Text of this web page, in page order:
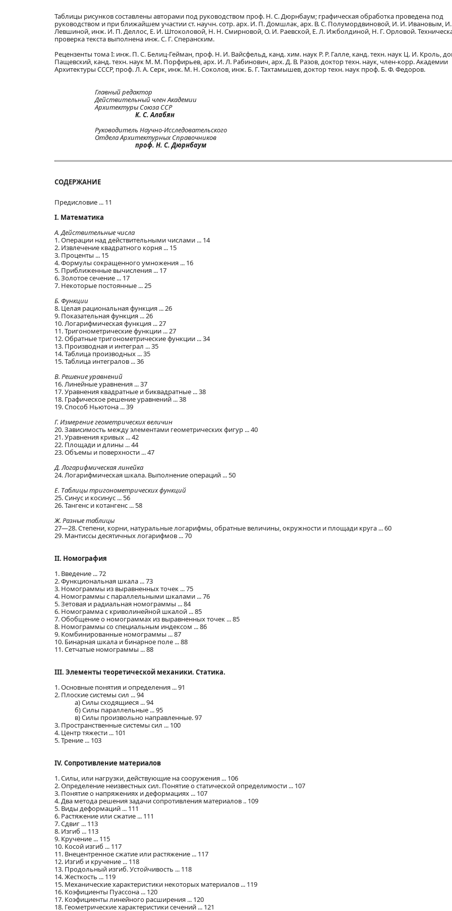
Таблицы рисунков составлены авторами под руководством проф. Н. С. Дюрнбаум; графическая обработка проведена под
руководством и при ближайшем участии ст. научн. сотр. арх. И. П. Домшлак, арх. В. С. Полумордвиновой, И. И. Ивановым,
Левшиной, инж. И. П. Деллос, Е. И. Штоколовой, Н. Н. Смирновой, О. И. Раевской, Е. Л. Ижболдиной, Н. Г. Орловой.
проверка текста выполнена инж. С. Г. Сперанским.
Рецензенты тома I: инж. П. С. Белиц-Гейман, проф. Н. И. Вайсфельд, канд. хим. наук Р. Р. Галле, канд. техн. наук Ц. И. Кроль,
Пащевский, канд. техн. наук М. М. Порфирьев, арх. И. Л. Рабинович, арх. Д. В. Разов, доктор техн. наук, член-корр. Академии
Архитектуры СССР, проф. Л. А. Серк, инж. М. Н. Соколов, инж. Б. Г. Тахтамышев, доктор техн. наук проф. Б. Ф. Федоров.
Главный редактор
Действительный член Академии
Архитектуры Союза ССР
К. С. Алабян
Руководитель Научно-Исследовательского
Отдела Архитектурных Справочников
проф. Н. С. Дюрнбаум
СОДЕРЖАНИЕ
Предисловие ... 11
I. Математика
A. Действительные числа
1. Операции над действительными числами ... 14
2. Извлечение квадратного корня ... 15
3. Проценты ... 15
4. Формулы сокращенного умножения ... 16
5. Приближенные вычисления ... 17
6. Золотое сечение ... 17
7. Некоторые постоянные ... 25
Б. Функции
8. Целая рациональная функция ... 26
9. Показательная функция ... 26
10. Логарифмическая функция ... 27
11. Тригонометрические функции ... 27
12. Обратные тригонометрические функции ... 34
13. Производная и интеграл ... 35
14. Таблица производных ... 35
15. Таблица интегралов ... 36
B. Решение уравнений
16. Линейные уравнения ... 37
17. Уравнения квадратные и биквадратные ... 38
18. Графическое решение уравнений ... 38
19. Способ Ньютона ... 39
Г. Измерение геометрических величин
20. Зависимость между элементами геометрических фигур ... 40
21. Уравнения кривых ... 42
22. Площади и длины ... 44
23. Объемы и поверхности ... 47
Д. Логарифмическая линейка
24. Логарифмическая шкала. Выполнение операций ... 50
Е. Таблицы тригонометрических функций
25. Синус и косинус ... 56
26. Тангенс и котангенс ... 58
Ж. Разные таблицы
27—28. Степени, корни, натуральные логарифмы, обратные величины, окружности и площади круга ... 60
29. Мантиссы десятичных логарифмов ... 70
II. Номография
1. Введение ... 72
2. Функциональная шкала ... 73
3. Номограммы из выравненных точек ... 75
4. Номограммы с параллельными шкалами ... 76
5. Зетовая и радиальная номограммы ... 84
6. Номограмма с криволинейной шкалой ... 85
7. Обобщение о номограммах из выравненных точек ... 85
8. Номограммы со специальным индексом ... 86
9. Комбинированные номограммы ... 87
10. Бинарная шкала и бинарное поле ... 88
11. Сетчатые номограммы ... 88
III. Элементы теоретической механики. Статика.
1. Основные понятия и определения ... 91
2. Плоские системы сил ... 94
а) Силы сходящиеся ... 94
б) Силы параллельные ... 95
в) Силы произвольно направленные. 97
3. Пространственные системы сил ... 100
4. Центр тяжести ... 101
5. Трение ... 103
IV. Сопротивление материалов
1. Силы, или нагрузки, действующие на сооружения ... 106
2. Определение неизвестных сил. Понятие о статической определимости ... 107
3. Понятие о напряжениях и деформациях ... 107
4. Два метода решения задачи сопротивления материалов .. 109
5. Виды деформаций ... 111
6. Растяжение или сжатие ... 111
7. Сдвиг ... 113
8. Изгиб ... 113
9. Кручение ... 115
10. Косой изгиб ... 117
11. Внецентренное сжатие или растяжение ... 117
12. Изгиб и кручение ... 118
13. Продольный изгиб. Устойчивость ... 118
14. Жесткость ... 119
15. Механические характеристики некоторых материалов ... 119
16. Коэфициенты Пуассона ... 120
17. Коэфициенты линейного расширения ... 120
18. Геометрические характеристики сечений ... 121